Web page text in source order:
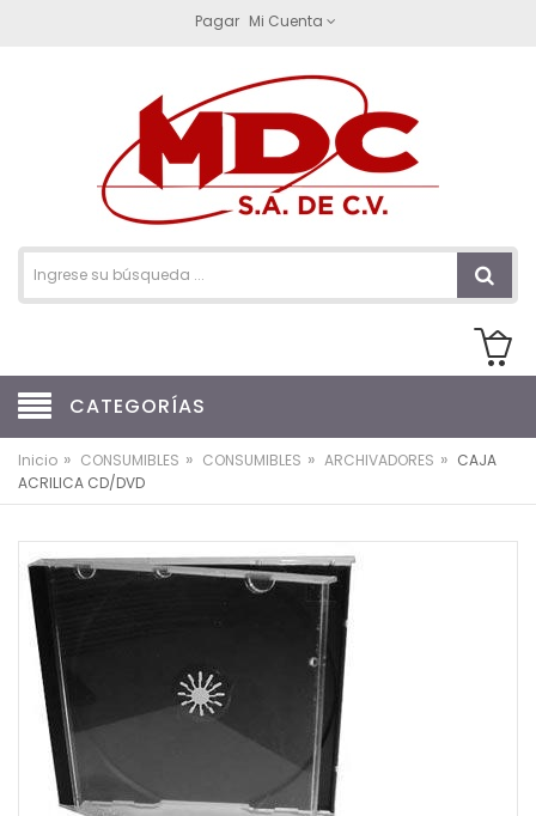
Pagar Mi Cuenta
CATEGORÍAS
Inicio » CONSUMIBLES » CONSUMIBLES » ARCHIVADORES » CAJA
ACRILICA CD/DVD